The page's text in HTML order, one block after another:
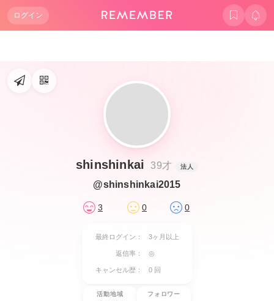
ログイン
shinshinkai 39才 法人
@shinshinkai2015
3 0 0
最終ログイン： 3ヶ月以上
返信率： ◎
キャンセル歴： 0 回
活動地域 フォロワー